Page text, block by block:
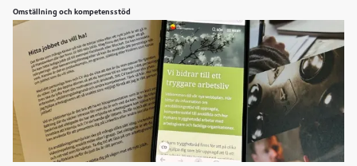
Omställning och kompetensstöd